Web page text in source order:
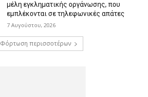
μέλη εγκληματικής οργάνωσης, που
εμπλέκονται σε τηλεφωνικές απάτες
7 Αυγούστου, 2026
Φόρτωση περισσοτέρων